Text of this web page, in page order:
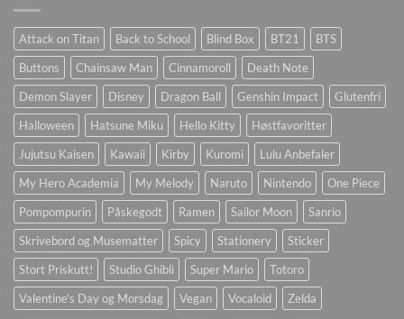
Attack on Titan Back to School Blind Box BT21
BTS
Buttons
Chainsaw Man Cinnamoroll
Death Note
Demon Slayer
Disney Dragon Ball Genshin Impact
Glutenfri
Halloween
Hatsune Miku Hello Kitty
Høstfavoritter
Jujutsu Kaisen
Kawaii Kirby Kuromi
Lulu Anbefaler
My Hero Academia
My Melody Naruto Nintendo
One Piece
Pompompurin
Påskegodt Ramen Sailor Moon
Sanrio
Skrivebord og Musematter
Spicy Stationery
Sticker
Stort Priskutt!
Studio Ghibli Super Mario
Totoro
Valentine's Day og Morsdag
Vegan Vocaloid Zelda